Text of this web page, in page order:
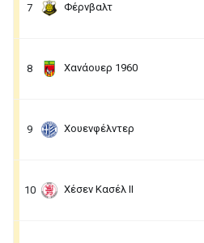
7 Φέρνβαλτ
8 Χανάουερ 1960
9 Χουενφέλντερ
10 Χέσεν Κασέλ ΙΙ